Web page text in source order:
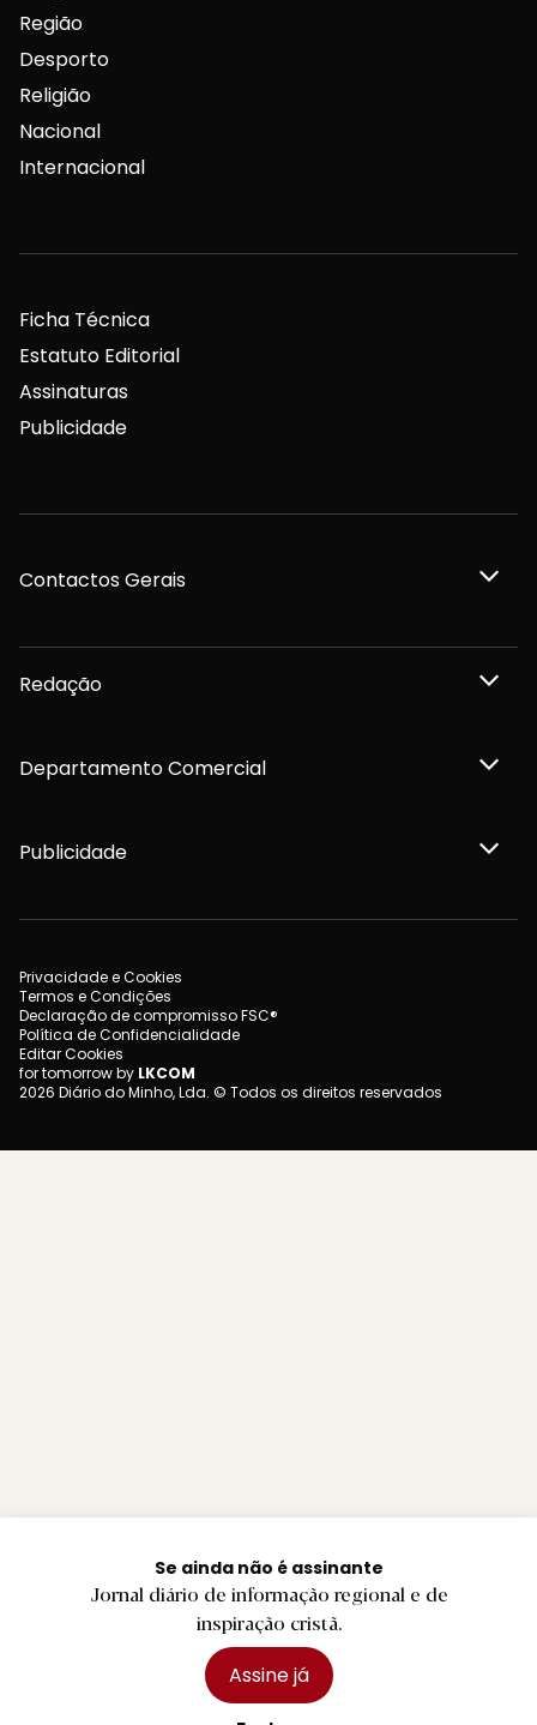
Se ainda não é assinante
Jornal diário de informação regional e de
inspiração cristã.
Assine já
Região
Desporto
Religião
Nacional
Internacional
Ficha Técnica
Estatuto Editorial
Assinaturas
Publicidade
Contactos Gerais
Redação
Departamento Comercial
Publicidade
Privacidade e Cookies
Termos e Condições
Declaração de compromisso FSC®
Política de Confidencialidade
Editar Cookies
for tomorrow by LKCOM
2026 Diário do Minho, Lda. © Todos os direitos reservados